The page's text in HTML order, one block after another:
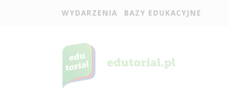
WYDARZENIA BAZY EDUKACYJNE